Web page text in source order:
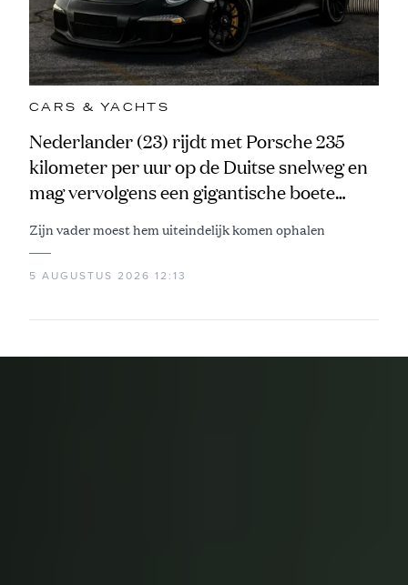
CARS & YACHTS
Nederlander (23) rijdt met Porsche 235
kilometer per uur op de Duitse snelweg en
mag vervolgens een gigantische boete
Zijn vader moest hem uiteindelijk komen ophalen
5 AUGUSTUS 2026 12:13